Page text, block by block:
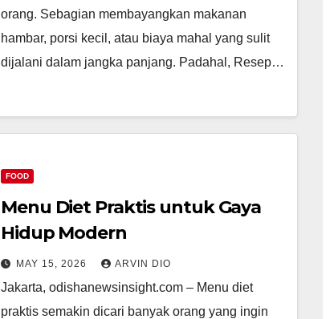
orang. Sebagian membayangkan makanan
hambar, porsi kecil, atau biaya mahal yang sulit
dijalani dalam jangka panjang. Padahal, Resep…
FOOD
Menu Diet Praktis untuk Gaya
Hidup Modern
MAY 15, 2026 ARVIN DIO
Jakarta, odishanewsinsight.com – Menu diet
praktis semakin dicari banyak orang yang ingin